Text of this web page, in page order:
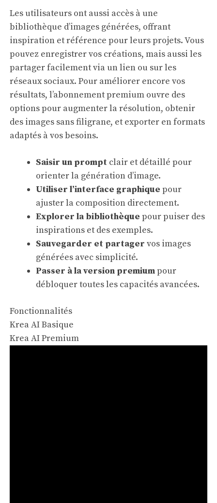
Les utilisateurs ont aussi accès à une
bibliothèque d’images générées, offrant
inspiration et référence pour leurs projets. Vous
pouvez enregistrer vos créations, mais aussi les
partager facilement via un lien ou sur les
réseaux sociaux. Pour améliorer encore vos
résultats, l’abonnement premium ouvre des
options pour augmenter la résolution, obtenir
des images sans filigrane, et exporter en formats
adaptés à vos besoins.
Saisir un prompt clair et détaillé pour
orienter la génération d’image.
Utiliser l’interface graphique pour
ajuster la composition directement.
Explorer la bibliothèque pour puiser des
inspirations et des exemples.
Sauvegarder et partager vos images
générées avec simplicité.
Passer à la version premiumpour
débloquer toutes les capacités avancées.
Fonctionnalités
Krea AI Basique
Krea AI Premium